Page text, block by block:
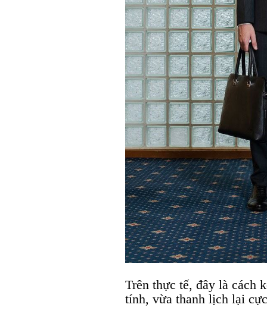
Trên thực tế, đây là cách
tính, vừa thanh lịch lại